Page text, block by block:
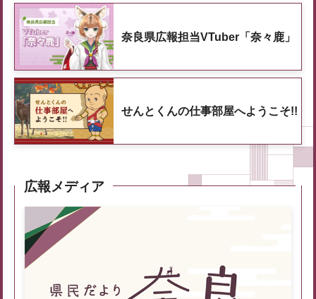
奈良県広報担当VTuber「奈々鹿」
せんとくんの仕事部屋へようこそ!!
広報メディア